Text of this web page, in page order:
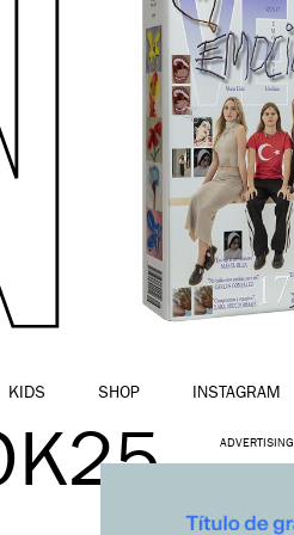
KIDS SHOP INSTAGRAM
ADVERTISING